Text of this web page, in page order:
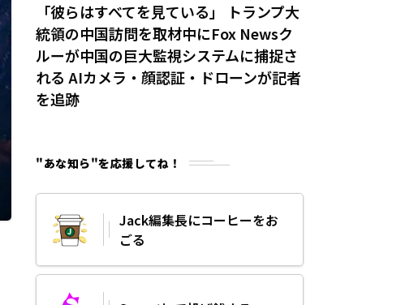
「彼らはすべてを見ている」 トランプ大
統領の中国訪問を取材中にFox Newsク
ルーが中国の巨大監視システムに捕捉さ
れる AIカメラ・顔認証・ドローンが記者
を追跡
"あな知ら"を応援してね！
Jack編集長にコーヒーをお
ごる